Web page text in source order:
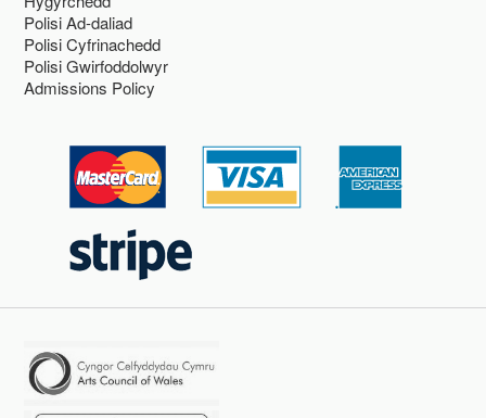
Polisi Ad-daliad
Polisi Cyfrinachedd
Polisi Gwirfoddolwyr
Admissions Policy